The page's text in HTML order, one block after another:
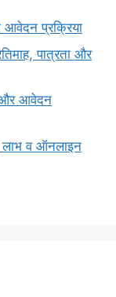
आवेदन प्रक्रिया
पात्रता और
और आवेदन
लाभ व ऑनलाइन